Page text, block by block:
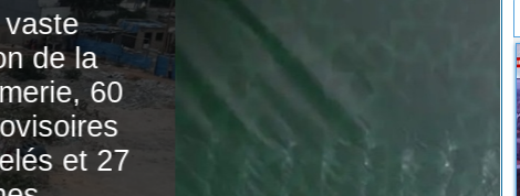
Tivaouane : les
recommandations
du Khalife général
des Tidianes pour
le Gamou 2026